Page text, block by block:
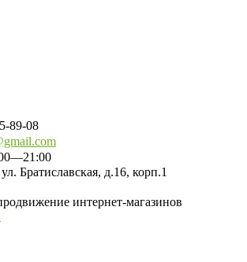
89-08
Братиславская, д.16, корп.1
интернет-магазинов